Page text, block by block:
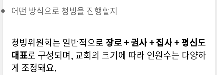
어떤 방식으로 청빙을 진행할지
청빙위원회는 일반적으로 장로 + 권사 + 집사 + 평신도
대표로 구성되며, 교회의 크기에 따라 인원수는 다양하
게 조정돼요.